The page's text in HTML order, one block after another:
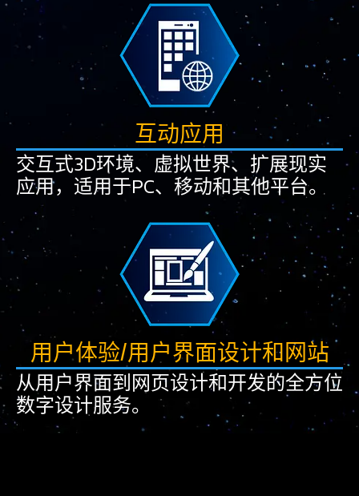
互动应用
交互式3D环境、虚拟世界、扩展现实
应用，适用于PC、移动和其他平台。
用户体验/用户界面设计和网站
从用户界面到网页设计和开发的全方位
数字设计服务。